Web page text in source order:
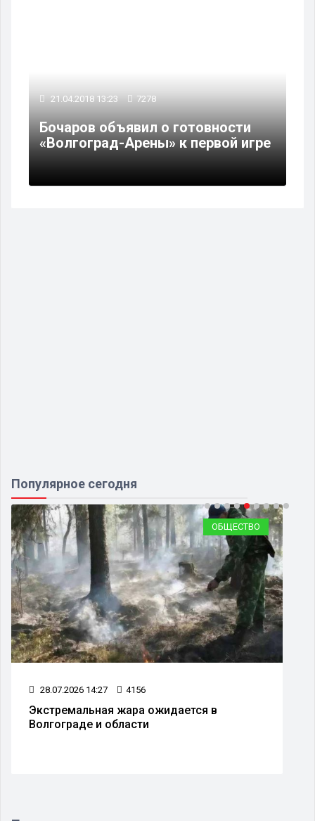
21.04.2018 13:23 7278
Бочаров объявил о готовности
«Волгоград-Арены» к первой игре
Популярное сегодня
ОБЩЕСТВО
28.07.2026 14:27 4156
Экстремальная жара ожидается в
Волгограде и области